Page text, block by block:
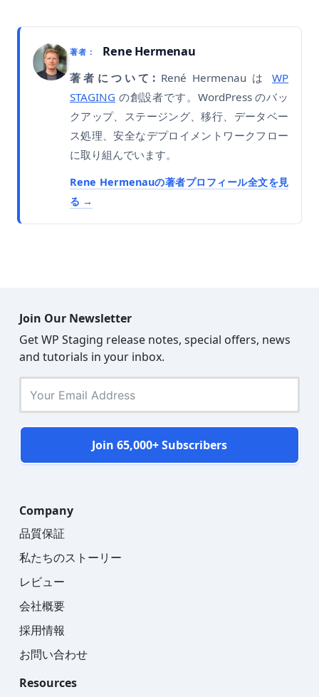
著者： Rene Hermenau
著者について:René Hermenau はWP
STAGING の創設者です。WordPress のバッ
クアップ、ステージング、移行、データベー
ス処理、安全なデプロイメントワークフロー
に取り組んでいます。
Rene Hermenauの著者プロフィール全文を見
る
Join Our Newsletter
Get WP Staging release notes, special offers, news
and tutorials in your inbox.
Join 65,000+ Subscribers
Company
品質保証
私たちのストーリー
レビュー
会社概要
採用情報
お問い合わせ
Resources